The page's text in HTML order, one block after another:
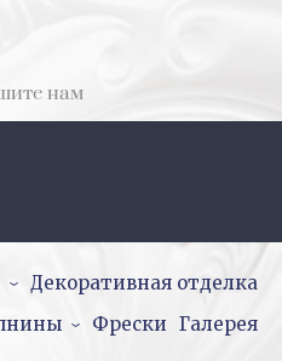
нам
Декоративная отделка
Фрески Галерея